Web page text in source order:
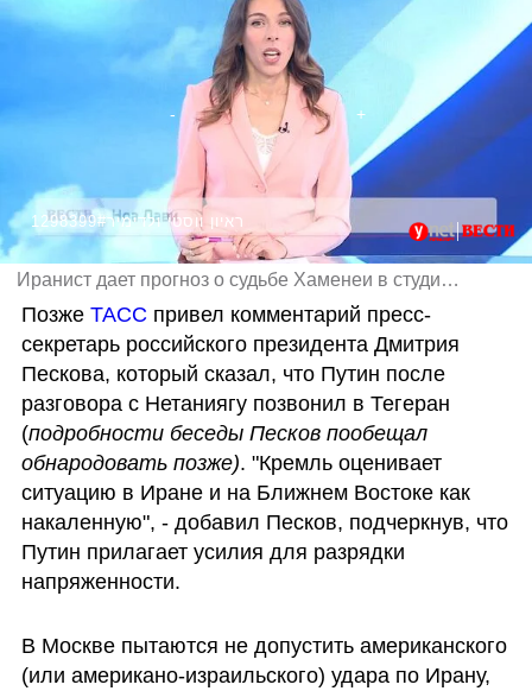
1298399#ראיון ווסטי ולדימיר
Иранист дает прогноз о судьбе Хаменеи в студии "Вестей"
Позже ТАСС привел комментарий пресс-
секретарь российского президента Дмитрия
Пескова, который сказал, что Путин после
разговора с Нетаниягу позвонил в Тегеран
(подробности беседы Песков пообещал
обнародовать позже). "Кремль оценивает
ситуацию в Иране и на Ближнем Востоке как
накаленную", - добавил Песков, подчеркнув, что
Путин прилагает усилия для разрядки
напряженности.
В Москве пытаются не допустить американского
(или американо-израильского) удара по Ирану,